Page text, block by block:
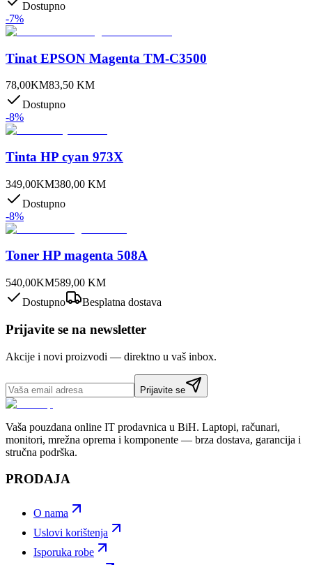
Dostupno
-7%
Tinat EPSON Magenta TM-C3500
78,00KM83,50 KM
Dostupno
-8%
Tinta HP cyan 973X
349,00KM380,00 KM
Dostupno
-8%
Toner HP magenta 508A
540,00KM589,00 KM
Dostupno
Besplatna dostava
Prijavite se na newsletter
Akcije i novi proizvodi — direktno u vaš inbox.
Prijavite se
Vaša pouzdana online IT prodavnica u BiH. Laptopi, računari,
monitori, mrežna oprema i komponente — brza dostava, garancija i
stručna podrška.
PRODAJA
O nama
Uslovi korištenja
Isporuka robe